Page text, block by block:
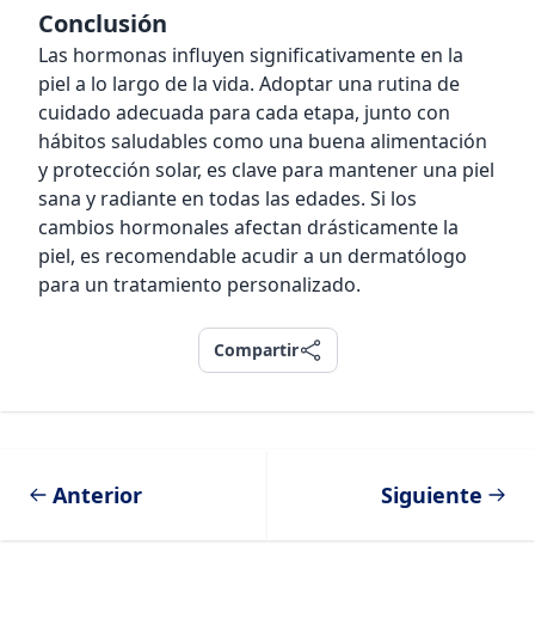
Conclusión
Las hormonas influyen significativamente en la
piel a lo largo de la vida. Adoptar una rutina de
cuidado adecuada para cada etapa, junto con
hábitos saludables como una buena alimentación
y protección solar, es clave para mantener una piel
sana y radiante en todas las edades. Si los
cambios hormonales afectan drásticamente la
piel, es recomendable acudir a un dermatólogo
para un tratamiento personalizado.
Compartir
Compartir
Anterior Siguiente